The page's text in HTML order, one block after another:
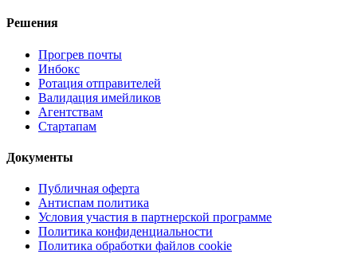
Решения
Прогрев почты
Инбокс
Ротация отправителей
Валидация имейликов
Агентствам
Стартапам
Документы
Публичная оферта
Антиспам политика
Условия участия в партнерской программе
Политика конфиденциальности
Политика обработки файлов cookie